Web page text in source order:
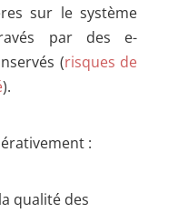
sur le système
par des e-
(risques de
).
:
qualité des